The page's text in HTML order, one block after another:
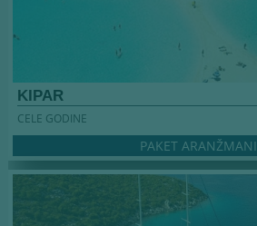
KIPAR
CELE GODINE
PAKET ARANŽMANI